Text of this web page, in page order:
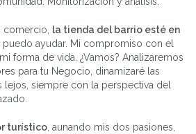
la tienda del barrio esté en
puedo ayudar. Mi compromiso con el
forma de vida. ¿Vamos? Analizaremos
para tu Negocio, dinamizaré las
lejos, siempre con la perspectiva del
turístico , aunando mis dos pasiones,